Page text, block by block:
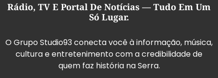
Rádio, TV E Portal De Notícias — Tudo Em Um
Só Lugar.
O Grupo Studio93 conecta você à informação, música,
cultura e entretenimento com a credibilidade de
quem faz história na Serra.